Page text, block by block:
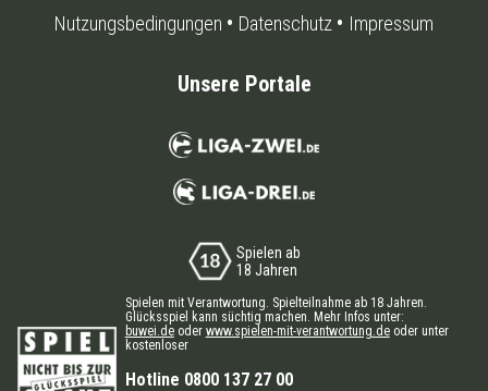
Nutzungsbedingungen Datenschutz Impressum
Unsere Portale
Spielen ab
18 Jahren
Spielen mit Verantwortung. Spielteilnahme ab 18 Jahren.
Glücksspiel kann süchtig machen. Mehr Infos unter:
buwei.deoder www.spielen-mit-verantwortung.deoder unter
kostenloser
Hotline 0800 137 27 00